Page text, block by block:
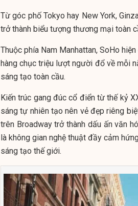
Từ góc phố Tokyo hay New York,
trở thành biểu tượng thương mại toàn
Thuộc phía Nam Manhattan, SoHo
hàng chục triệu lượt người đổ về mỗi
sáng tạo toàn cầu.
Kiến trúc gang đúc cổ điển từ thế kỷ
sáng tự nhiên tạo nên vẻ đẹp riêng
trên Broadway trở thành dấu ấn văn
là không gian nghệ thuật đầy cảm
sáng tạo thế giới.